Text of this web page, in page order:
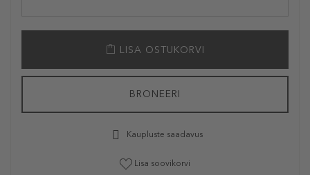
LISA OSTUKORVI
BRONEERI
Kaupluste saadavus
Lisa soovikorvi